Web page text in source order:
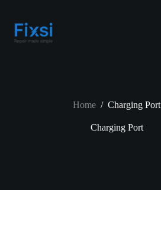
content
Home / Charging Port
Charging Port